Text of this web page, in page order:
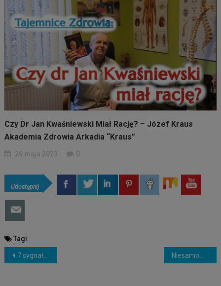
Czy Dr Jan Kwaśniewski Miał Rację? – Józef Kraus
Akademia Zdrowia Arkadia “Kraus”
26 maja 2023 0
Udostępnij
Tagi
NAWIGACJA
WPISU
7 sygnałów, że ktoś cię śledzi (i jak się z tym uporać) Niesamowite pomysły, które unowocześnią Twój dom 6